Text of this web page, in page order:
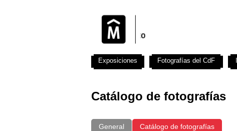
Catálogo de fotografías
General Catálogo de fotografías
Exposiciones Fotografías del CdF